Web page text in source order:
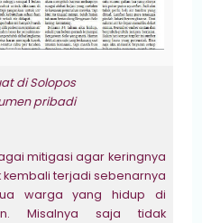
di Solopos
pribadi
mitigasi agar keringnya
kembali terjadi sebenarnya
warga yang hidup di
Misalnya saja tidak